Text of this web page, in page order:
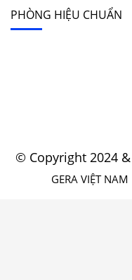
PHÒNG HIỆU CHUẨN
© Copyright 2024 &
GERA VIỆT NAM